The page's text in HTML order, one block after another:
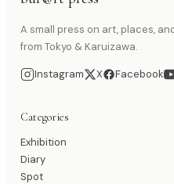
A small press on art, places,
from Tokyo & Karuizawa.
Instagram X Facebook
Categories
Exhibition
Diary
Spot